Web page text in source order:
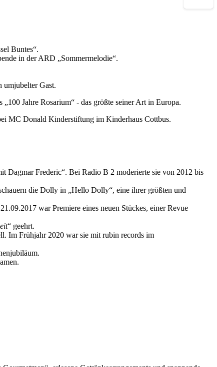
Buntes“.
in der ARD „Sommermelodie“.
umjubelter Gast.
Jahre Rosarium“ - das größte seiner Art in Europa.
MC Donald Kinderstiftung im Kinderhaus Cottbus.
Dagmar Frederic“. Bei Radio B 2 moderierte sie von 2012 bis
die Dolly in „Hello Dolly“, eine ihrer größten und
war Premiere eines neuen Stückes, einer Revue
“ geehrt.
Im Frühjahr 2020 war sie mit rubin records im